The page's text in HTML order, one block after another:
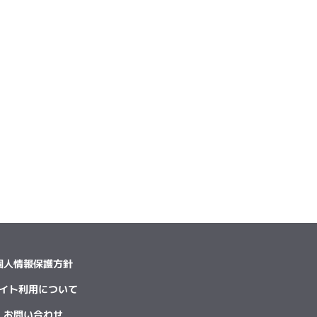
人情報保護方針
ト利用について
お問い合わせ